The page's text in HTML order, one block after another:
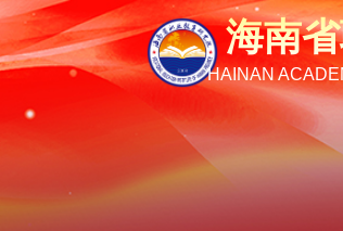
海南
HAINAN